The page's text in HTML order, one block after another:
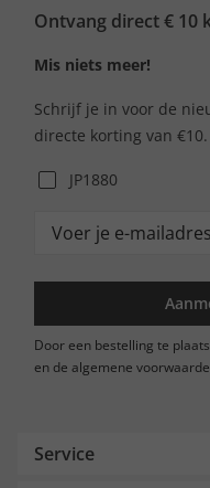
Ontvang direct € 10
Mis niets meer!
Schrijf je in voor de
directe korting van €10.
JP1880
Door een bestelling te
en de algemene
Service